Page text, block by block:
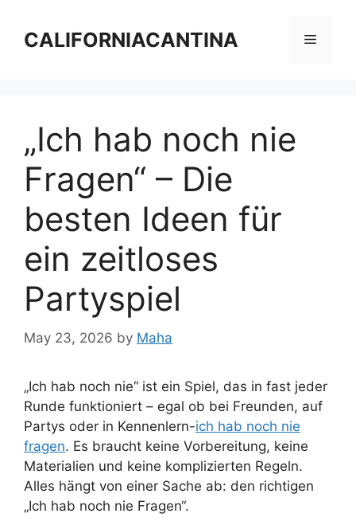
contentCALIFORNIACANTINA Menu
„Ich hab noch nie
Fragen“ – Die
besten Ideen für
ein zeitloses
Partyspiel
May 23, 2026 by Maha
„Ich hab noch nie“ ist ein Spiel, das in fast jeder
Runde funktioniert – egal ob bei Freunden, auf
Partys oder in Kennenlern-ich hab noch nie
fragen. Es braucht keine Vorbereitung, keine
Materialien und keine komplizierten Regeln.
Alles hängt von einer Sache ab: den richtigen
„Ich hab noch nie Fragen“.